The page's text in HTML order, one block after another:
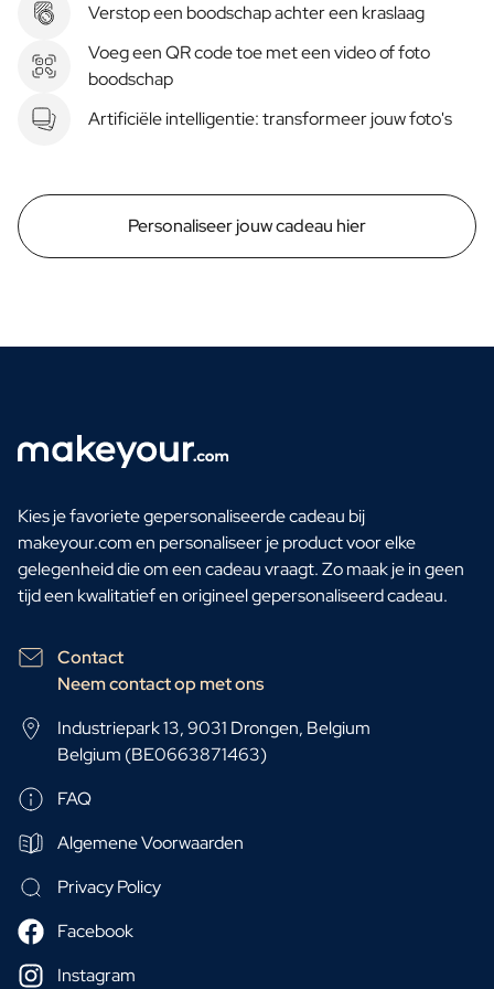
Verstop een boodschap achter een kraslaag
Voeg een QR code toe met een video of foto
boodschap
Artificiële intelligentie: transformeer jouw foto's
Personaliseer jouw cadeau hier
Kies je favoriete gepersonaliseerde cadeau bij
makeyour.com en personaliseer je product voor elke
gelegenheid die om een cadeau vraagt. Zo maak je in geen
tijd een kwalitatief en origineel gepersonaliseerd cadeau.
Contact
Neem contact op met ons
Industriepark 13, 9031 Drongen, Belgium
Belgium (BE0663871463)
FAQ
Algemene Voorwaarden
Privacy Policy
Facebook
Instagram